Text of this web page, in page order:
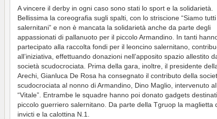
A vincere il derby in ogni caso sono stati lo sport e la solidarietà.
Bellissima la coreografia sugli spalti, con lo striscione “Siamo tutti
salernitani” e non è mancata la solidarietà anche da parte degli
appassionati di pallanuoto per il piccolo Armandino. In tanti
partecipato alla raccolta fondi per il leoncino salernitano,
all’iniziativa, effettuando donazioni nell’apposito spazio allestito
società scudocrociata. Prima della gara, inoltre, il presidente
Arechi, Gianluca De Rosa ha consegnato il contributo della
scudocrociata al nonno di Armandino, Dino Maglio, intervenuto
“Vitale”. Entrambe le squadre hanno poi donato gadgets
piccolo guerriero salernitano. Da parte della Tgruop la maglietta
invicti e la calottina N.1.